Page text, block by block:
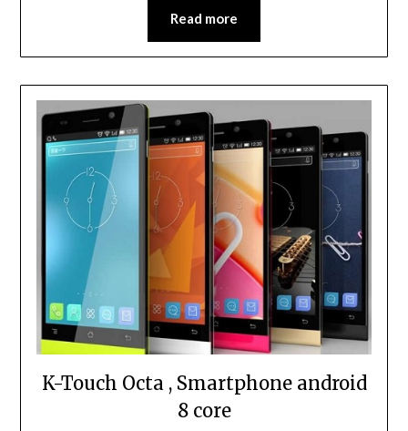
Read more
K-Touch Octa , Smartphone android
8 core